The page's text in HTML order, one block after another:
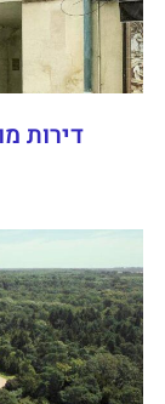
דירות